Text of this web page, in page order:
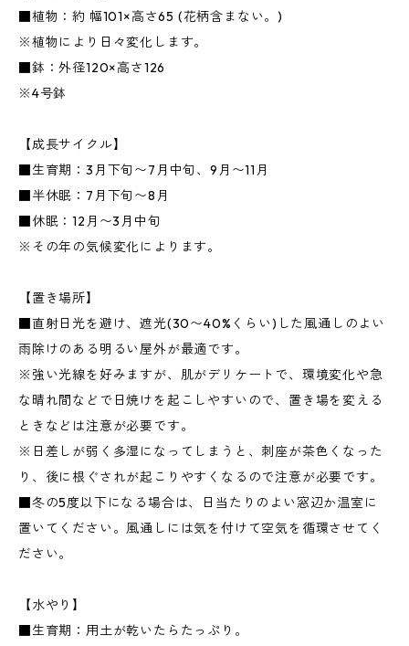
■植物：約 幅101×高さ65 (花柄含まない。)
※植物により日々変化します。
■鉢：外径120×高さ126
※4号鉢
【成長サイクル】
■生育期：3月下旬〜7月中旬、9月〜11月
■半休眠：7月下旬〜8月
■休眠：12月〜3月中旬
※その年の気候変化によります。
【置き場所】
■直射日光を避け、遮光(30〜40%くらい)した風通しのよい
雨除けのある明るい屋外が最適です。
※強い光線を好みますが、肌がデリケートで、環境変化や急
な晴れ間などで日焼けを起こしやすいので、置き場を変える
ときなどは注意が必要です。
※日差しが弱く多湿になってしまうと、刺座が茶色くなった
り、後に根ぐされが起こりやすくなるので注意が必要です。
■冬の5度以下になる場合は、日当たりのよい窓辺か温室に
置いてください。風通しには気を付けて空気を循環させてく
ださい。
【水やり】
■生育期：用土が乾いたらたっぷり。